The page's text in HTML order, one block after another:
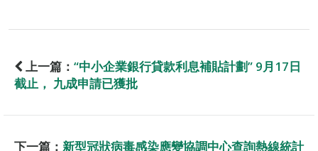
上一篇： “中小企業銀行貸款利息補貼計劃” 9月17日
截止， 九成申請已獲批
下一篇： 新型冠狀病毒感染應變協調中心查詢熱線統計